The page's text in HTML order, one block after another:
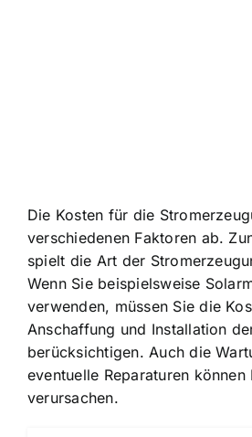
Die Kosten für die
verschiedenen Faktoren ab.
spielt die Art der
Wenn Sie beispielsweise
verwenden, müssen Sie die
Anschaffung und Installation
berücksichtigen. Auch die
eventuelle Reparaturen können
verursachen.